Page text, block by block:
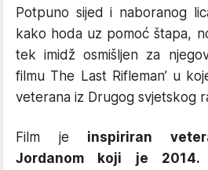
Potpuno sijed i naboranog
kako hoda uz pomoć štapa,
tek imidž osmišljen za
filmu The Last Rifleman’ u
veterana iz Drugog svjetskog
Film je inspiriran
Jordanom koji je